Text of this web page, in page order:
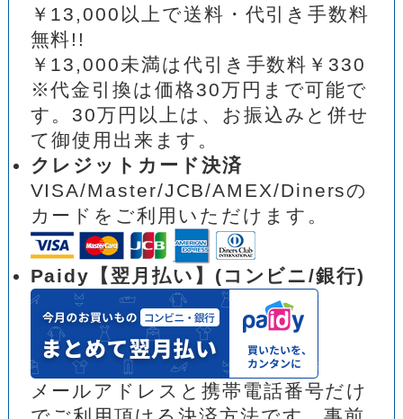
￥13,000以上で送料・代引き手数料
無料!!
￥13,000未満は代引き手数料￥330
※代金引換は価格30万円まで可能で
す。30万円以上は、お振込みと併せ
て御使用出来ます。
クレジットカード決済
VISA/Master/JCB/AMEX/Dinersの
カードをご利用いただけます。
Paidy【翌月払い】(コンビニ/銀行)
メールアドレスと携帯電話番号だけ